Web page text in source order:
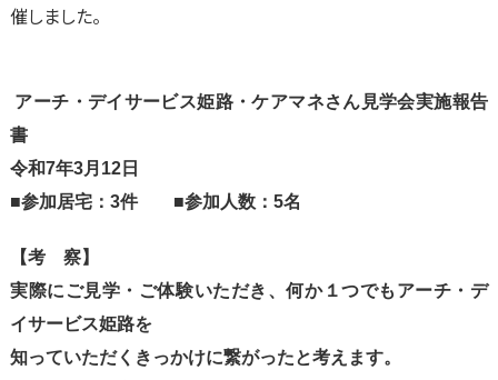
催しました。
アーチ・デイサービス姫路・ケアマネさん見学会実施報告
書
令和7年3月12日
■参加居宅：3件 ■参加人数：5名
【考 察】
実際にご見学・ご体験いただき、何か１つでもアーチ・デ
イサービス姫路を
知っていただくきっかけに繋がったと考えます。